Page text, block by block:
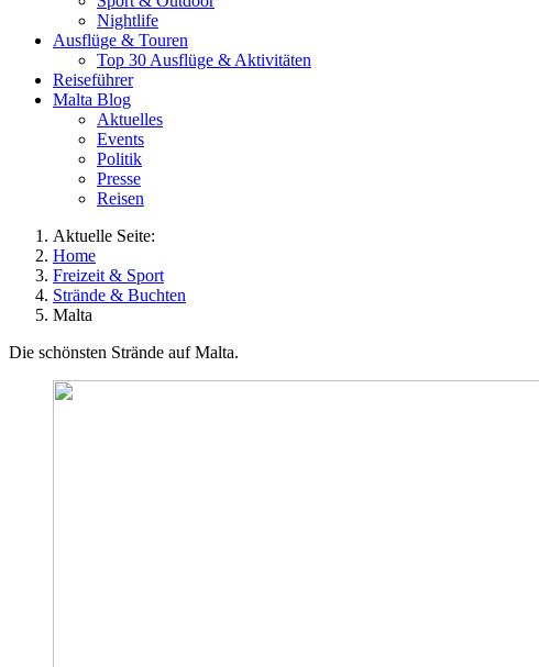
Nightlife
Ausflüge & Touren
Top 30 Ausflüge & Aktivitäten
Reiseführer
Malta Blog
Aktuelles
Events
Politik
Presse
Reisen
Aktuelle Seite:
Home
Freizeit & Sport
Strände & Buchten
Malta
Die schönsten Strände auf Malta.